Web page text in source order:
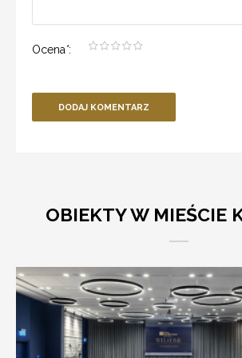
Ocena*:
DODAJ KOMENTARZ
OBIEKTY W MIEŚCIE